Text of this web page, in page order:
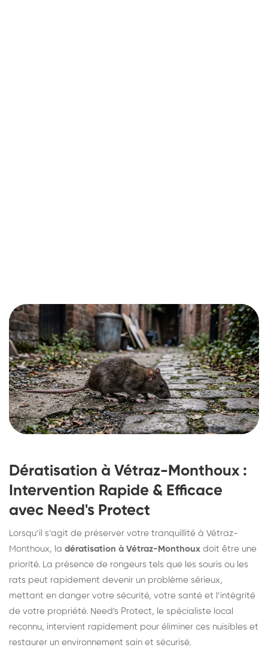
Dératisation à Vétraz-Monthoux :
Intervention Rapide & Efficace
avec Need's Protect
Lorsqu’il s’agit de préserver votre tranquillité à Vétraz-
Monthoux, la dératisation à Vétraz-Monthoux doit être une
priorité. La présence de rongeurs tels que les souris ou les
rats peut rapidement devenir un problème sérieux,
mettant en danger votre sécurité, votre santé et l’intégrité
de votre propriété. Need's Protect, le spécialiste local
reconnu, intervient rapidement pour éliminer ces nuisibles et
restaurer un environnement sain et sécurisé.